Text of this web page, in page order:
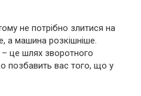
не потрібно злитися на
а машина розкішніше.
– це шлях зворотного
позбавить вас того, що у